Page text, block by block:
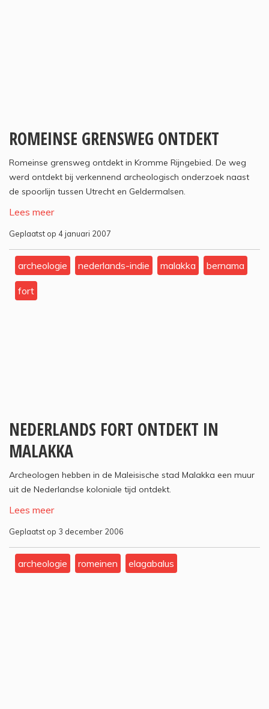
ROMEINSE GRENSWEG ONTDEKT
Romeinse grensweg ontdekt in Kromme Rijngebied. De weg
werd ontdekt bij verkennend archeologisch onderzoek naast
de spoorlijn tussen Utrecht en Geldermalsen.
Lees meer
Geplaatst op 4 januari 2007
archeologie nederlands-indie malakka bernama
fort
NEDERLANDS FORT ONTDEKT IN
MALAKKA
Archeologen hebben in de Maleisische stad Malakka een muur
uit de Nederlandse koloniale tijd ontdekt.
Lees meer
Geplaatst op 3 december 2006
archeologie romeinen elagabalus